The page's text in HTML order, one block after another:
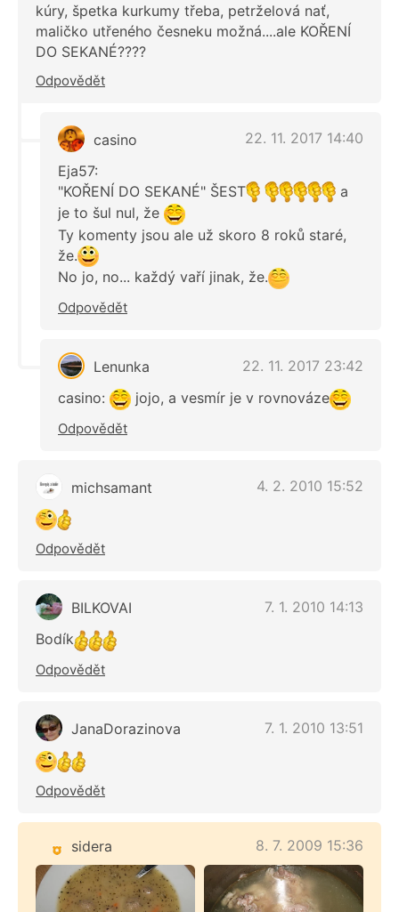
kúry, špetka kurkumy třeba, petrželová nať,
maličko utřeného česneku možná....ale KOŘENÍ
DO SEKANÉ????
Odpovědět
casino
22. 11. 2017 14:40
Eja57:
"KOŘENÍ DO SEKANÉ" ŠEST
a
je to šul nul, že
Ty komenty jsou ale už skoro 8 roků staré,
že.
No jo, no... každý vaří jinak, že.
Odpovědět
Lenunka
22. 11. 2017 23:42
casino:
jojo, a vesmír je v rovnováze
Odpovědět
michsamant 4. 2. 2010 15:52
Odpovědět
BILKOVAI
7. 1. 2010 14:13
Bodík
Odpovědět
JanaDorazinova 7. 1. 2010 13:51
Odpovědět
sidera 8. 7. 2009 15:36